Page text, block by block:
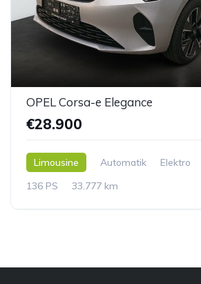
OPEL Corsa-e Elegance
€28.900
Limousine Automatik Elektro
136 PS
33.777 km